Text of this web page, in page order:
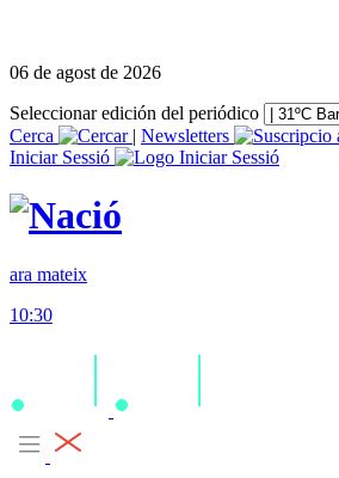
06 de agost de 2026
Seleccionar edición del periódico
Cerca
| Newsletters
Iniciar Sessió
ara mateix
10:30